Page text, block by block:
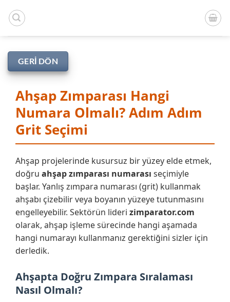
atla
GERI DÖN
Ahşap Zımparası Hangi
Numara Olmalı? Adım Adım
Grit Seçimi
Ahşap projelerinde kusursuz bir yüzey elde etmek,
doğru ahşap zımparası numarası seçimiyle
başlar. Yanlış zımpara numarası (grit) kullanmak
ahşabı çizebilir veya boyanın yüzeye tutunmasını
engelleyebilir. Sektörün lideri zimparator.com
olarak, ahşap işleme sürecinde hangi aşamada
hangi numarayı kullanmanız gerektiğini sizler için
derledik.
Ahşapta Doğru Zımpara Sıralaması
Nasıl Olmalı?